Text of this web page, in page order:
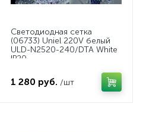
Светодиодная сетка
(06733) Uniel 220V белый
ULD-N2520-240/DTA White
IP20
1 280 руб. /шт